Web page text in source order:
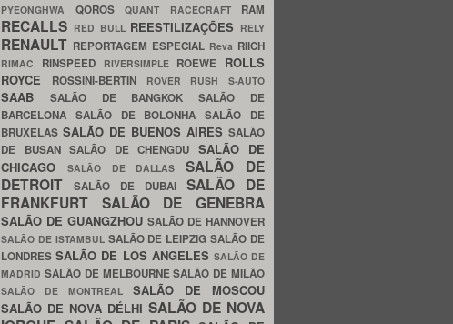
PYEONGHWA QOROS QUANT RACECRAFT RAM
RECALLS RED BULL REESTILIZAÇÕES RELY
RENAULT REPORTAGEM ESPECIAL Reva RIICH
RIMAC RINSPEED RIVERSIMPLE ROEWE ROLLS
ROYCE
ROSSINI-BERTIN ROVER RUSH S-AUTO
SAAB SALÃO DE BANGKOKSALÃO DE
BARCELONA SALÃO DE BOLONHASALÃO DE
BRUXELAS SALÃO DE BUENOS AIRES SALÃO
DE BUSAN SALÃO DE CHENGDU SALÃO DE
CHICAGO
SALÃO DE DALLASSALÃO DE
DETROIT
SALÃO DE DUBAI SALÃO DE
FRANKFURT SALÃO DE GENEBRA
SALÃO DE GUANGZHOU SALÃO DE HANNOVER
SALÃO DE ISTAMBUL SALÃO DE LEIPZIGSALÃO DE
LONDRESSALÃO DE LOS ANGELES SALÃO DE
MADRID SALÃO DE MELBOURNESALÃO DE MILÃO
SALÃO DE MONTREAL SALÃO DE MOSCOU
SALÃO DE NOVA DÉLHI SALÃO DE NOVA